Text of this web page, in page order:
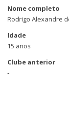
Nome completo
Rodrigo Alexandre
Idade
15 anos
Clube anterior
-